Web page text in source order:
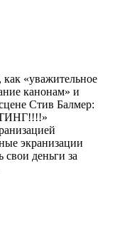
«уважительное
канонам» и
Стив Балмер:
экранизации
деньги за